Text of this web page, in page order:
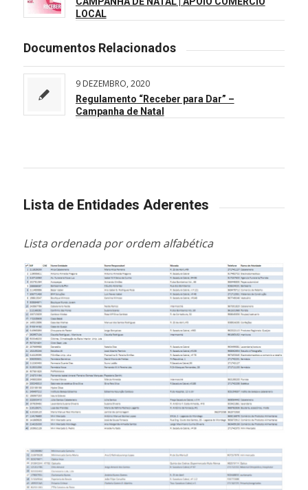
LOCAL
Documentos Relacionados
9 DEZEMBRO, 2020
Regulamento “Receber para Dar” –
Campanha de Natal
Lista de Entidades Aderentes
Lista ordenada por ordem alfabética